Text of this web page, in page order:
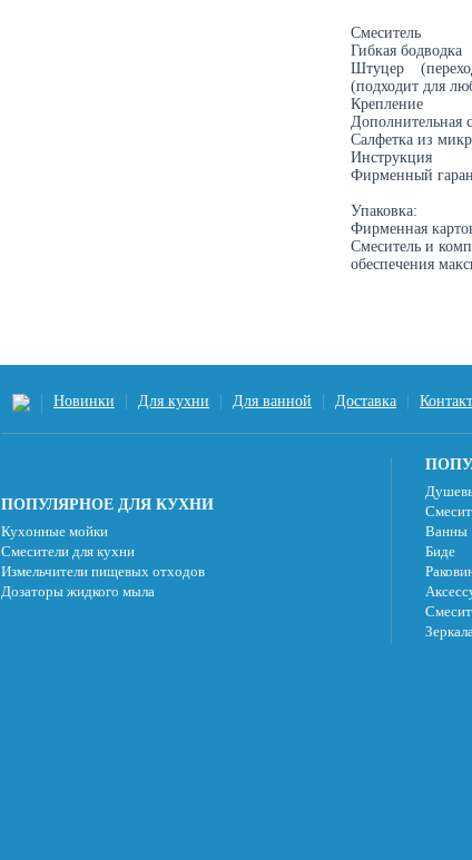
Смеситель
Гибкая бодводка
Штуцер
(подходит для
Крепление
Дополнительная
Салфетка из
Инструкция
Фирменный
Упаковка:
Фирменная
Смеситель и
обеспечения
Новинки Для кухни Для ванной Доставка
ПОПУЛЯРНОЕ ДЛЯ КУХНИ
Кухонные мойки
Смесители для кухни
Измельчители пищевых отходов
Дозаторы жидкого мыла
Ванны
Биде